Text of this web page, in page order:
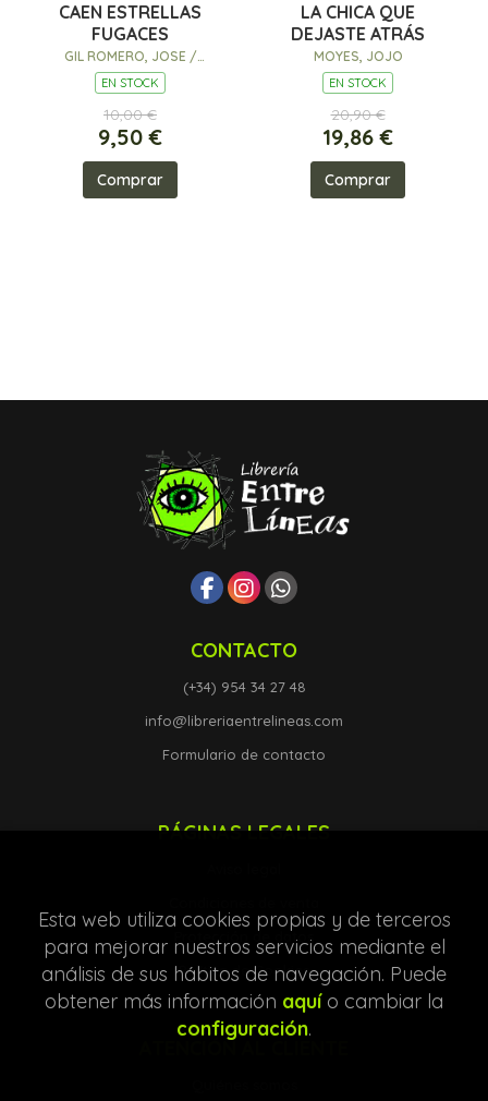
CAEN ESTRELLAS
FUGACES
GIL ROMERO, JOSE /
IRISARRI, GORETTI
EN STOCK
10,00 €
9,50 €
Comprar
LA CHICA QUE
DEJASTE ATRÁS
MOYES, JOJO
EN STOCK
20,90 €
19,86 €
Comprar
CONTACTO
(+34) 954 34 27 48
info@libreriaentrelineas.com
Formulario de contacto
PÁGINAS LEGALES
Protección de datos
Política de Cookies
ATENCIÓN AL CLIENTE
Esta web utiliza cookies propias y de terceros
para mejorar nuestros servicios mediante el
análisis de sus hábitos de navegación. Puede
obtener más información aquío cambiar la
configuración.